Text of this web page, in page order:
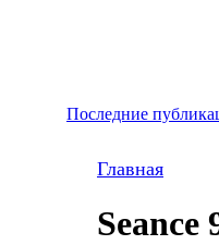
Последние
Главная
Seance